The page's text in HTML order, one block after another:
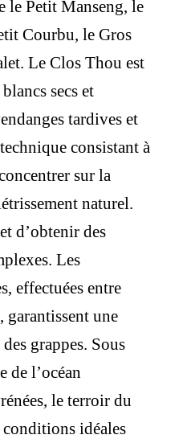
le Petit Manseng, le
Courbu, le Gros
​Le Clos Thou est
secs et
tardives et
consistant à
sur la
naturel.
d’obtenir des
Les
effectuées entre
garantissent une
grappes. ​Sous
de l’océan
le terroir du
idéales